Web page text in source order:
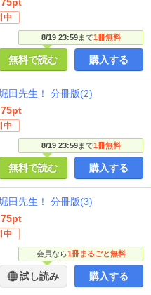
8/19 23:59まで1冊無料
中
無料で読む 購入する
田先生！ 分冊版(2)
8/19 23:59まで1冊無料
75pt
中
無料で読む 購入する
田先生！ 分冊版(3)
会員なら1冊まるごと無料
75pt
中
試し読み 購入する